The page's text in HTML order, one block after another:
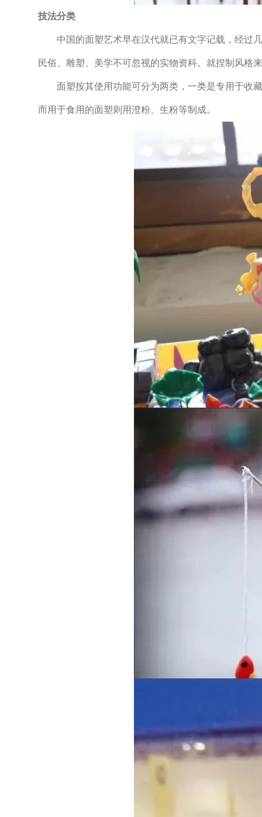
技法分类
中国的面塑艺术早在汉代就已有文字记载，经过几
民俗、雕塑、美学不可忽视的实物资科。就捏制风格
面塑按其使用功能可分为两类，一类是专用于收藏
而用于食用的面塑则用澄粉、生粉等制成。